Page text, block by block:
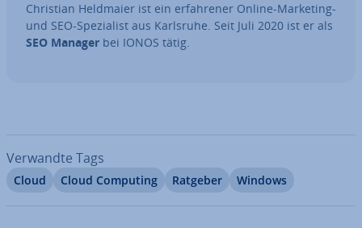
Christian Heldmaier ist ein er­fah­re­ner Online-Marketing-
und SEO-Spe­zia­list aus Karlsruhe. Seit Juli 2020 ist er als
SEO Manager bei IONOS tätig.
Verwandte Tags
Cloud Cloud Computing Ratgeber Windows